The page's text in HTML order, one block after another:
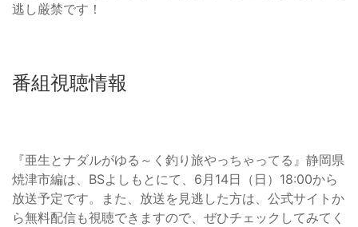
逃し厳禁です！
番組視聴情報
『亜生とナダルがゆる～く釣り旅やっちゃってる』静岡県
焼津市編は、BSよしもとにて、6月14日（日）18:00から
放送予定です。また、放送を見逃した方は、公式サイトか
ら無料配信も視聴できますので、ぜひチェックしてみてく